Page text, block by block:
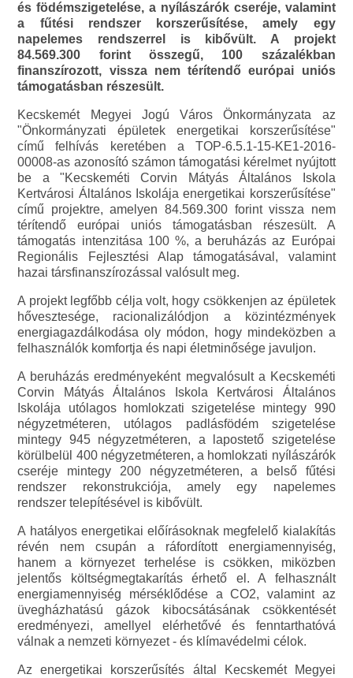
és födémszigetelése, a nyílászárók cseréje, valamint
a fűtési rendszer korszerűsítése, amely egy
napelemes rendszerrel is kibővült. A projekt
84.569.300 forint összegű, 100 százalékban
finanszírozott, vissza nem térítendő európai uniós
támogatásban részesült.
Kecskemét Megyei Jogú Város Önkormányzata az
"Önkormányzati épületek energetikai korszerűsítése"
című felhívás keretében a TOP-6.5.1-15-KE1-2016-
00008-as azonosító számon támogatási kérelmet nyújtott
be a "Kecskeméti Corvin Mátyás Általános Iskola
Kertvárosi Általános Iskolája energetikai korszerűsítése"
című projektre, amelyen 84.569.300 forint vissza nem
térítendő európai uniós támogatásban részesült. A
támogatás intenzitása 100 %, a beruházás az Európai
Regionális Fejlesztési Alap támogatásával, valamint
hazai társfinanszírozással valósult meg.
A projekt legfőbb célja volt, hogy csökkenjen az épületek
hővesztesége, racionalizálódjon a közintézmények
energiagazdálkodása oly módon, hogy mindeközben a
felhasználók komfortja és napi életminősége javuljon.
A beruházás eredményeként megvalósult a Kecskeméti
Corvin Mátyás Általános Iskola Kertvárosi Általános
Iskolája utólagos homlokzati szigetelése mintegy 990
négyzetméteren, utólagos padlásfödém szigetelése
mintegy 945 négyzetméteren, a lapostető szigetelése
körülbelül 400 négyzetméteren, a homlokzati nyílászárók
cseréje mintegy 200 négyzetméteren, a belső fűtési
rendszer rekonstrukciója, amely egy napelemes
rendszer telepítésével is kibővült.
A hatályos energetikai előírásoknak megfelelő kialakítás
révén nem csupán a ráfordított energiamennyiség,
hanem a környezet terhelése is csökken, miközben
jelentős költségmegtakarítás érhető el. A felhasznált
energiamennyiség mérséklődése a CO2, valamint az
üvegházhatású gázok kibocsátásának csökkentését
eredményezi, amellyel elérhetővé és fenntarthatóvá
válnak a nemzeti környezet - és klímavédelmi célok.
Az energetikai korszerűsítés által Kecskemét Megyei